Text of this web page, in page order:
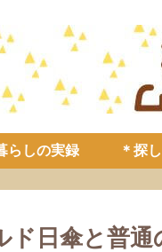
らしの実録 ＊探
ド日傘と普通